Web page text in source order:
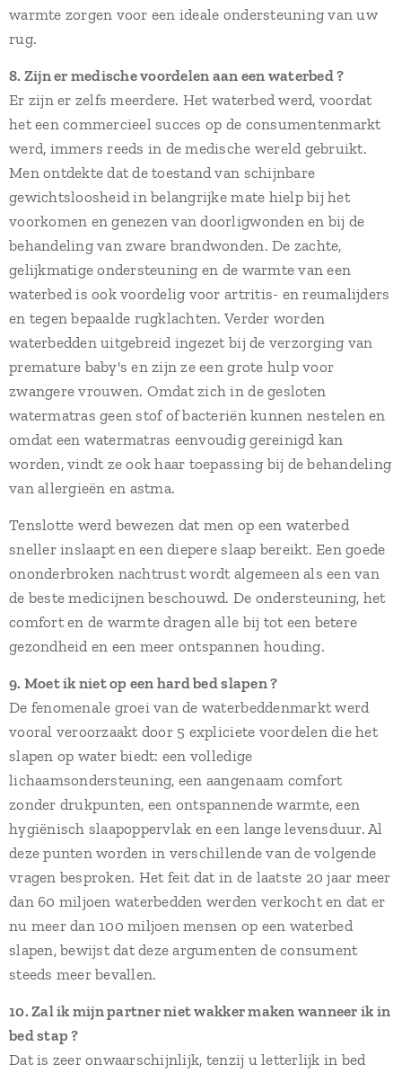
warmte zorgen voor een ideale ondersteuning van uw
rug.
8. Zijn er medische voordelen aan een waterbed ?
Er zijn er zelfs meerdere. Het waterbed werd, voordat
het een commercieel succes op de consumentenmarkt
werd, immers reeds in de medische wereld gebruikt.
Men ontdekte dat de toestand van schijnbare
gewichtsloosheid in belangrijke mate hielp bij het
voorkomen en genezen van doorligwonden en bij de
behandeling van zware brandwonden. De zachte,
gelijkmatige ondersteuning en de warmte van een
waterbed is ook voordelig voor artritis- en reumalijders
en tegen bepaalde rugklachten. Verder worden
waterbedden uitgebreid ingezet bij de verzorging van
premature baby's en zijn ze een grote hulp voor
zwangere vrouwen. Omdat zich in de gesloten
watermatras geen stof of bacteriën kunnen nestelen en
omdat een watermatras eenvoudig gereinigd kan
worden, vindt ze ook haar toepassing bij de behandeling
van allergieën en astma.
Tenslotte werd bewezen dat men op een waterbed
sneller inslaapt en een diepere slaap bereikt. Een goede
ononderbroken nachtrust wordt algemeen als een van
de beste medicijnen beschouwd. De ondersteuning, het
comfort en de warmte dragen alle bij tot een betere
gezondheid en een meer ontspannen houding.
9. Moet ik niet op een hard bed slapen ?
De fenomenale groei van de waterbeddenmarkt werd
vooral veroorzaakt door 5 expliciete voordelen die het
slapen op water biedt: een volledige
lichaamsondersteuning, een aangenaam comfort
zonder drukpunten, een ontspannende warmte, een
hygiënisch slaapoppervlak en een lange levensduur. Al
deze punten worden in verschillende van de volgende
vragen besproken. Het feit dat in de laatste 20 jaar meer
dan 60 miljoen waterbedden werden verkocht en dat er
nu meer dan 100 miljoen mensen op een waterbed
slapen, bewijst dat deze argumenten de consument
steeds meer bevallen.
10. Zal ik mijn partner niet wakker maken wanneer ik in
bed stap ?
Dat is zeer onwaarschijnlijk, tenzij u letterlijk in bed